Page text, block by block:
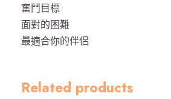
奮鬥目標
面對的困難
最適合你的伴侶
Related products